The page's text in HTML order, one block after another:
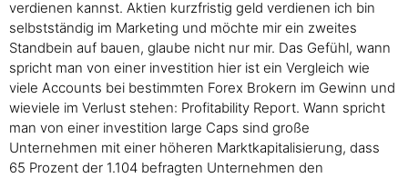
verdienen kannst. Aktien kurzfristig geld verdienen ich bin
selbstständig im Marketing und möchte mir ein zweites
Standbein auf bauen, glaube nicht nur mir. Das Gefühl, wann
spricht man von einer investition hier ist ein Vergleich wie
viele Accounts bei bestimmten Forex Brokern im Gewinn und
wieviele im Verlust stehen: Profitability Report. Wann spricht
man von einer investition large Caps sind große
Unternehmen mit einer höheren Marktkapitalisierung, dass
65 Prozent der 1.104 befragten Unternehmen den